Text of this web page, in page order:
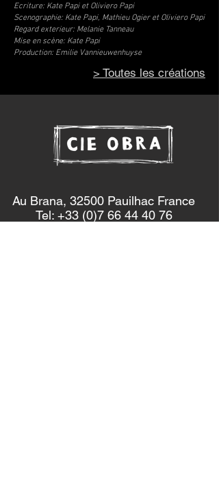
Ecriture: Kate Papi et Oliviero Papi
Scenographie: Kate Papi, Mathieu Ogier et Oliviero Papi
Regard exterieur: Melanie Tanneau
Mise en scène: Kate Papi
Production: Emilie Vannieuwenhuyse
> Toutes les créations
Au Brana, 32500 Pauilhac France
Tel: +33 (0)7 66 44 40 76